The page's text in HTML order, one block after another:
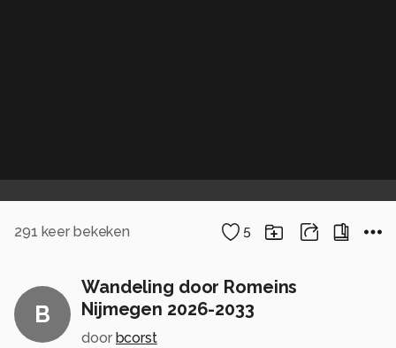
291 keer bekeken 5
B
Wandeling door Romeins
Nijmegen 2026-2033
door bcorst